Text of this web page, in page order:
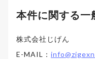
本件に関する一
株式会社じげん
E-MAIL：